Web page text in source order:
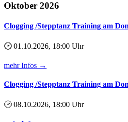
Oktober 2026
Clogging /Stepptanz Training am
🕑 01.10.2026, 18:00 Uhr
mehr Infos →
Clogging /Stepptanz Training am
🕑 08.10.2026, 18:00 Uhr